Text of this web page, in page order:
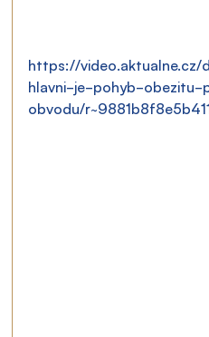
https://
hlavni-je-pohyb-
obvodu/